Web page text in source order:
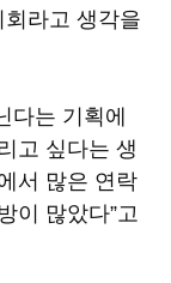
라고 생각을
다는 기획에
고 싶다는 생
서 많은 연락
이 많았다”고